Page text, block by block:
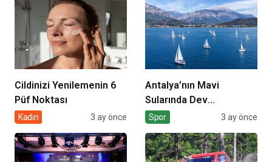
Cildinizi Yenilemenin 6
Püf Noktası
Kadın 3 ay önce
Antalya’nın Mavi
Sularında Dev
Organizasyon
Spor 3 ay önce